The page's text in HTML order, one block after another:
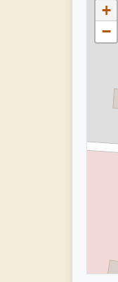
+
−